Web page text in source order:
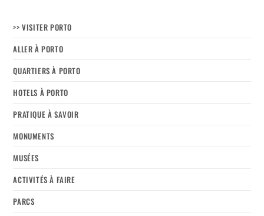
>> VISITER PORTO
ALLER À PORTO
QUARTIERS À PORTO
HOTELS À PORTO
PRATIQUE À SAVOIR
MONUMENTS
MUSÉES
ACTIVITÉS À FAIRE
PARCS